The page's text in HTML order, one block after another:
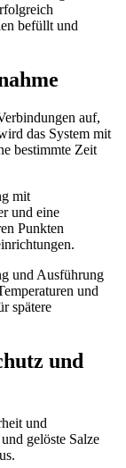
befüllt und
auf,
das System mit
bestimmte Zeit
mit
und eine
Punkten
und Ausführung
und
spätere
und
und
gelöste Salze